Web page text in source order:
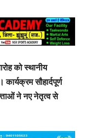
को स्थानीय
सौहार्दपूर्ण
ने नए नेतृत्व से